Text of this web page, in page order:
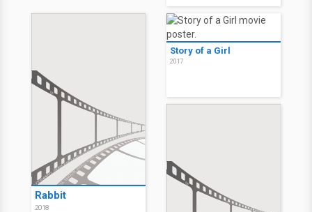
Rabbit
2018
Story of a Girl
2017